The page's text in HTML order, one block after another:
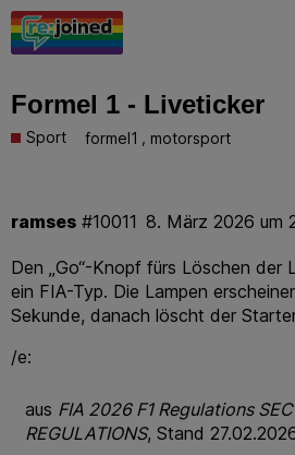
Formel 1 - Liveticker
Sport formel1 motorsport
ramses 8. März 2026 um
#10011
Den „Go“-Knopf fürs Löschen der
ein FIA-Typ. Die Lampen
Sekunde, danach löscht der
/e:
aus FIA 2026 F1 Regulations
REGULATIONS, Stand